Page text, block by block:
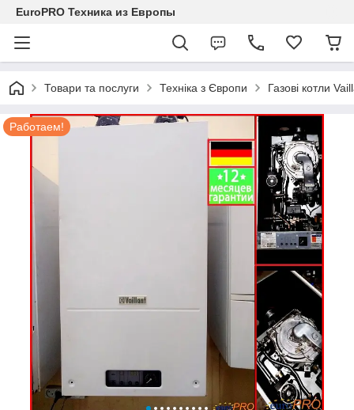
EuroPRO Техника из Европы
Товари та послуги Техніка з Європи Газові котли
Работаем!